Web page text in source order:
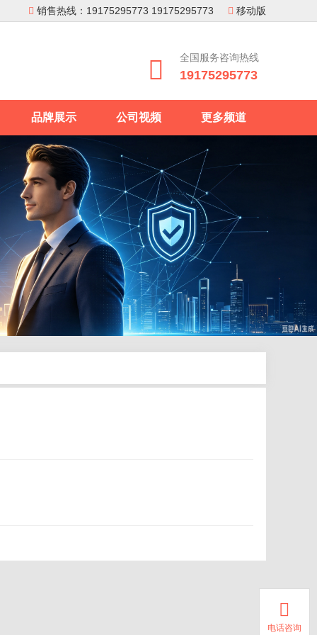
 销售热线：19175295773 19175295773  移动版
 全国服务咨询热线
19175295773
品牌展示 公司视频 更多频道

电话咨询